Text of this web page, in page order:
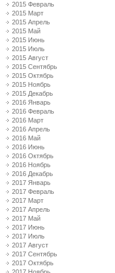
2015 Февраль
2015 Март
2015 Апрель
2015 Май
2015 Июнь
2015 Июль
2015 Август
2015 Сентябрь
2015 Октябрь
2015 Ноябрь
2015 Декабрь
2016 Январь
2016 Февраль
2016 Март
2016 Апрель
2016 Май
2016 Июнь
2016 Октябрь
2016 Ноябрь
2016 Декабрь
2017 Январь
2017 Февраль
2017 Март
2017 Апрель
2017 Май
2017 Июнь
2017 Июль
2017 Август
2017 Сентябрь
2017 Октябрь